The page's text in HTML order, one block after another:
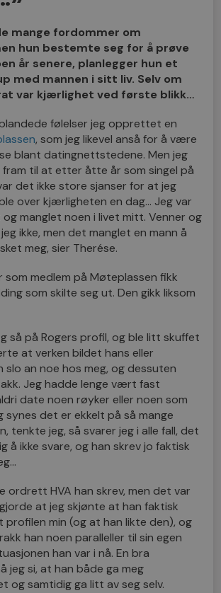
mange fordommer om
hun bestemte seg for å prøve
år senere, planlegger hun et
med mannen i sitt liv. Selv om
var kjærlighet ved første blikk…
følelser jeg opprettet en
, som jeg likevel anså for å være
blant datingnettstedene. Men jeg
til at etter åtte år som singel på
det ikke store sjanser for at jeg
over kjærligheten en dag… Jeg var
og manglet noen i livet mitt. Venner og
ikke, men det manglet en mann å
meg, sier Therése.
som medlem på Møteplassen fikk
som skilte seg ut. Den gikk liksom
så på Rogers profil, og ble litt skuffet
at verken bildet hans eller
slo an noe hos meg, og dessuten
Jeg hadde lenge vært fast
date noen røyker eller noen som
synes det er ekkelt på så mange
tenkte jeg, så svarer jeg i alle fall, det
å ikke svare, og han skrev jo faktisk
ordrett HVA han skrev, men det var
at jeg skjønte at han faktisk
profilen min (og at han likte den), og
han noen paralleller til sin egen
han var i nå. En bra
jeg si, at han både ga meg
og samtidig ga litt av seg selv.